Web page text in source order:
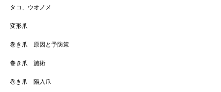
タコ、ウオノメ
変形爪
巻き爪 原因と予防策
巻き爪 施術
巻き爪 陥入爪